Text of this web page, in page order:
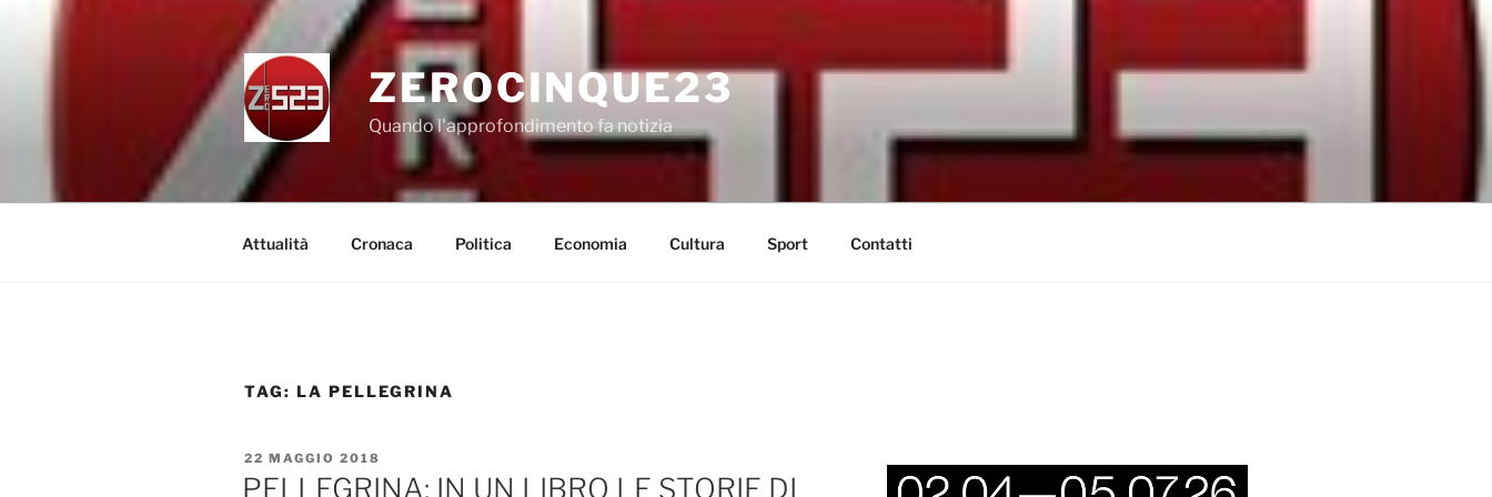
ZEROCINQUE23
Quando l'approfondimento fa notizia
Attualità Cronaca Politica Economia Cultura Sport Contatti
TAG: LA PELLEGRINA
PUBBLICATO
IL
22 MAGGIO 2018
PELLEGRINA: IN UN LIBRO LE STORIE DI